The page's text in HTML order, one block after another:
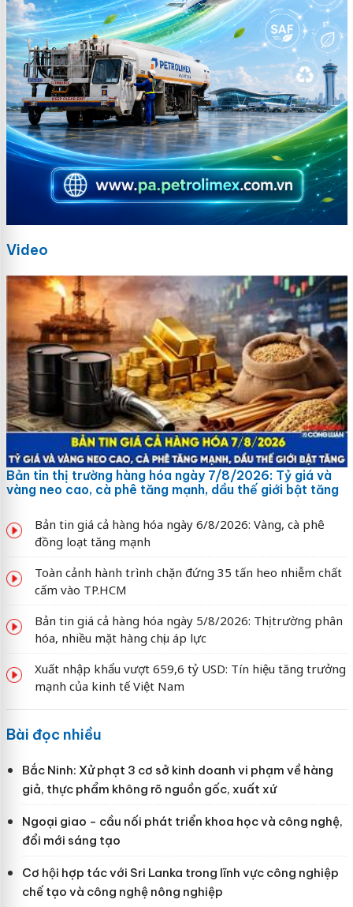
Video
Bản tin thị trường hàng hóa ngày 7/8/2026: Tỷ giá và
vàng neo cao, cà phê tăng mạnh, dầu thế giới bật tăng
Bản tin giá cả hàng hóa ngày 6/8/2026: Vàng, cà phê
đồng loạt tăng mạnh
Toàn cảnh hành trình chặn đứng 35 tấn heo nhiễm chất
cấm vào TP.HCM
Bản tin giá cả hàng hóa ngày 5/8/2026: Thị trường phân
hóa, nhiều mặt hàng chịu áp lực
Xuất nhập khẩu vượt 659,6 tỷ USD: Tín hiệu tăng trưởng
mạnh của kinh tế Việt Nam
Bài đọc nhiều
Bắc Ninh: Xử phạt 3 cơ sở kinh doanh vi phạm về hàng
giả, thực phẩm không rõ nguồn gốc, xuất xứ
Ngoại giao - cầu nối phát triển khoa học và công nghệ,
đổi mới sáng tạo
Cơ hội hợp tác với Sri Lanka trong lĩnh vực công nghiệp
chế tạo và công nghệ nông nghiệp